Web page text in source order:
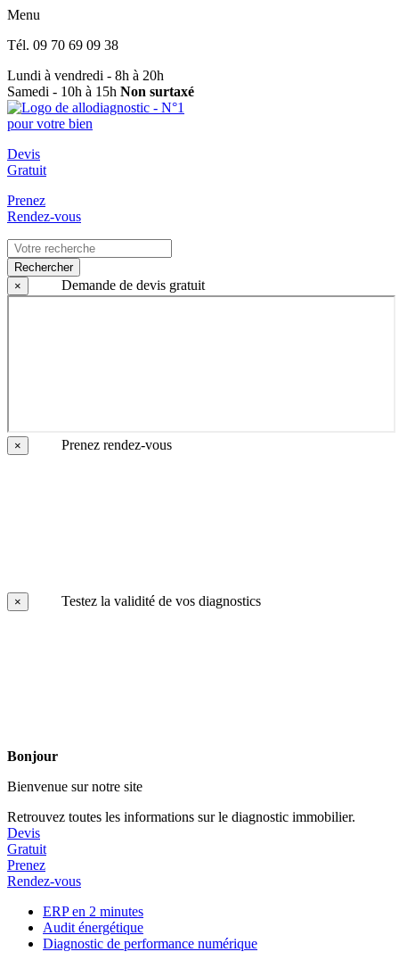
Menu
Tél. 09 70 69 09 38
Lundi à vendredi - 8h à 20h
Samedi - 10h à 15h Non surtaxé
Devis
Gratuit
Prenez
Rendez-vous
Rechercher
×
Demande de devis gratuit
× Prenez rendez-vous
× Testez la validité de vos diagnostics
Bonjour
Bienvenue sur notre site
Retrouvez toutes les informations sur le diagnostic immobilier.
Devis
Gratuit
Prenez
Rendez-vous
ERP en 2 minutes
Audit énergétique
Diagnostic de performance numérique